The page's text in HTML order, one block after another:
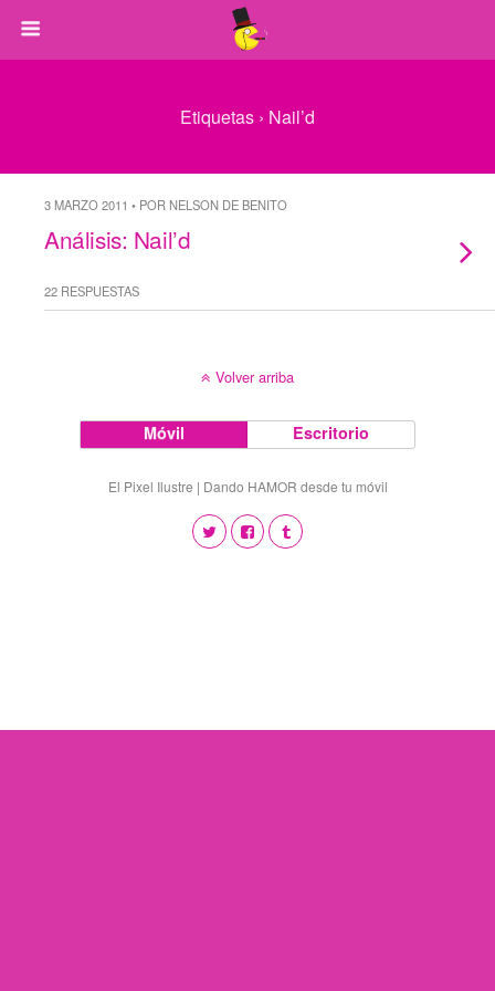
Etiquetas › Nail’d
3 MARZO 2011 • POR NELSON DE BENITO
Análisis: Nail’d
22 RESPUESTAS
Volver arriba
Móvil Escritorio
El Pixel Ilustre | Dando HAMOR desde tu móvil